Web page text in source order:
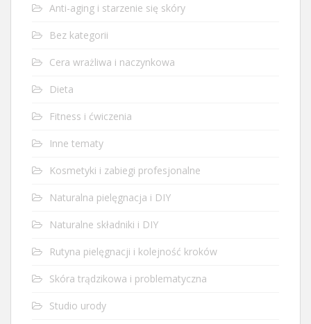
Anti-aging i starzenie się skóry
Bez kategorii
Cera wrażliwa i naczynkowa
Dieta
Fitness i ćwiczenia
Inne tematy
Kosmetyki i zabiegi profesjonalne
Naturalna pielęgnacja i DIY
Naturalne składniki i DIY
Rutyna pielęgnacji i kolejność kroków
Skóra trądzikowa i problematyczna
Studio urody